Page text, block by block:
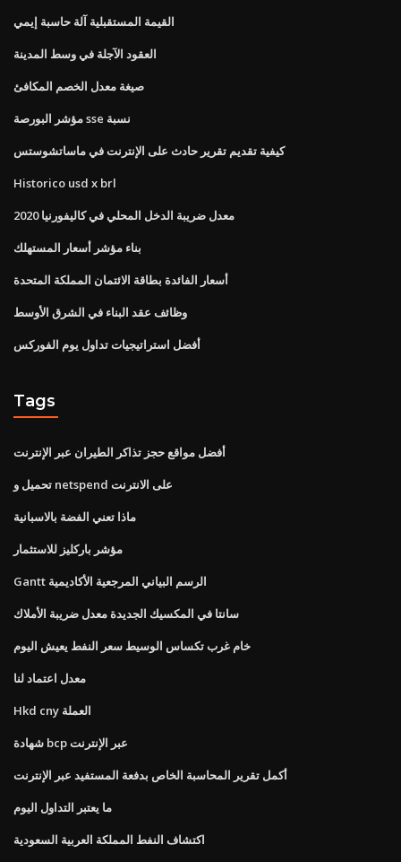
القيمة المستقبلية آلة حاسبة إيمي
العقود الآجلة في وسط المدينة
صيغة معدل الخصم المكافئ
مؤشر البورصة sse نسبة
كيفية تقديم تقرير حادث على الإنترنت في ماساتشوستس
Historico usd x brl
معدل ضريبة الدخل المحلي في كاليفورنيا 2020
بناء مؤشر أسعار المستهلك
أسعار الفائدة بطاقة الائتمان المملكة المتحدة
وظائف عقد البناء في الشرق الأوسط
أفضل استراتيجيات تداول يوم الفوركس
Tags
أفضل مواقع حجز تذاكر الطيران عبر الإنترنت
تحميل و netspend على الانترنت
ماذا تعني الفضة بالاسبانية
مؤشر باركليز للاستثمار
Gantt الرسم البياني المرجعية الأكاديمية
سانتا في المكسيك الجديدة معدل ضريبة الأملاك
خام غرب تكساس الوسيط سعر النفط يعيش اليوم
معدل اعتماد لنا
Hkd cny العملة
شهادة bcp عبر الإنترنت
أكمل تقرير المحاسبة الخاص بدفعة المستفيد عبر الإنترنت
ما يعتبر التداول اليوم
اكتشاف النفط المملكة العربية السعودية